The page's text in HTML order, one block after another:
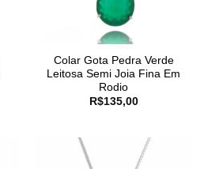
Colar Gota Pedra Verde
Leitosa Semi Joia Fina Em
Rodio
R$135,00